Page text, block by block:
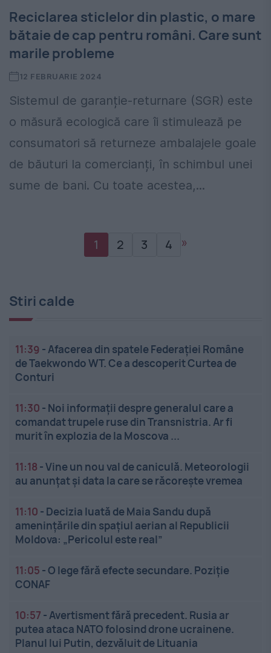
Reciclarea sticlelor din plastic, o mare
bătaie de cap pentru români. Care sunt
marile probleme
12 FEBRUARIE 2024
Sistemul de garanție-returnare (SGR) este
o măsură ecologică care îi stimulează pe
consumatori să returneze ambalajele goale
de băuturi la comercianți, în schimbul unei
sume de bani. Cu toate acestea,...
1 2 3 4 »
Stiri calde
11:39 -Afacerea din spatele Federației Române
de Taekwondo WT. Ce a descoperit Curtea de
Conturi
11:30 - Noi informații despre generalul care a
comandat trupele ruse din Transnistria. Ar fi
murit în explozia de la Moscova ...
11:18 -Vine un nou val de caniculă. Meteorologii
au anunțat și data la care se răcorește vremea
11:10 - Decizia luată de Maia Sandu după
amenințările din spațiul aerian al Republicii
Moldova: „Pericolul este real”
11:05 -O lege fără efecte secundare. Poziție
CONAF
10:57 -Avertisment fără precedent. Rusia ar
putea ataca NATO folosind drone ucrainene.
Planul lui Putin, dezvăluit de Lituania